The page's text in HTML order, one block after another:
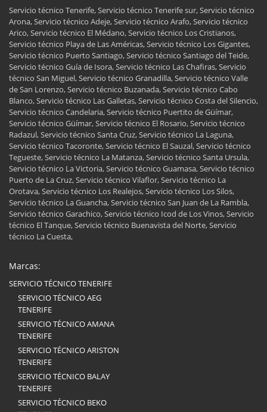
Servicio técnico Tenerife, Servicio técnico Tenerife sur, Servicio técnico
Arona, Servicio técnico Adeje, Servicio técnico Arafo, Servicio técnico
Arico, Servicio técnico El Médano, Servicio técnico Los Cristianos,
Servicio técnico Playa de Las Américas, Servicio técnico Los Gigantes,
Servicio técnico Puerto Santiago, Servicio técnico Santiago del Teide,
Servicio técnico Guía de Isora, Servicio técnico Las Chafiras, Servicio
técnico San Miguel, Servicio técnico Granadilla, Servicio técnico Valle
de San Lorenzo, Servicio técnico Buzanada, Servicio técnico Cabo
Blanco, Servicio técnico Las Galletas, Servicio técnico Costa del Silencio,
Servicio técnico Candelaria, Servicio técnico Puertito de Güímar,
Servicio técnico Güímar, Servicio técnico El Rosario, Servicio técnico
Radazul, Servicio técnico Santa Cruz, Servicio técnico La Laguna,
Servicio técnico Tacoronte, Servicio técnico El Sauzal, Servicio técnico
Tegueste, Servicio técnico La Matanza, Servicio técnico Santa Ursula,
Servicio técnico La Victoria, Servicio técnico Guamasa, Servicio técnico
Puerto de La Cruz, Servicio técnico Vilaflor, Servicio técnico La
Orotava, Servicio técnico Los Realejos, Servicio técnico Los Silos,
Servicio técnico La Guancha, Servicio técnico San Juan de La Rambla,
Servicio técnico Garachico, Servicio técnico Icod de Los Vinos, Servicio
técnico El Tanque, Servicio técnico Buenavista del Norte, Servicio
técnico La Cuesta,
Marcas:
SERVICIO TÉCNICO TENERIFE
SERVICIO TÉCNICO AEG
TENERIFE
SERVICIO TÉCNICO AMANA
TENERIFE
SERVICIO TÉCNICO ARISTON
TENERIFE
SERVICIO TÉCNICO BALAY
TENERIFE
SERVICIO TÉCNICO BEKO